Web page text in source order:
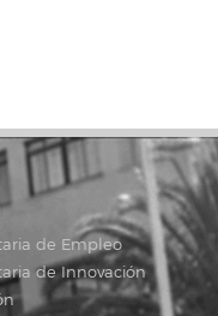
de Empleo
de Innovación